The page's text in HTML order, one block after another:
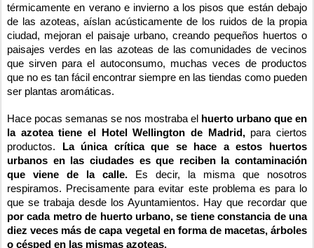
térmicamente en verano e invierno a los pisos que están debajo
de las azoteas, aíslan acústicamente de los ruidos de la propia
ciudad, mejoran el paisaje urbano, creando pequeños huertos o
paisajes verdes en las azoteas de las comunidades de vecinos
que sirven para el autoconsumo, muchas veces de productos
que no es tan fácil encontrar siempre en las tiendas como pueden
ser plantas aromáticas.
Hace pocas semanas se nos mostraba el
huerto urbano que en
la azotea tiene el Hotel Wellington de Madrid,para ciertos
productos.
La única crítica que se hace a estos huertos
urbanos en las ciudades es que reciben la contaminación
que viene de la calle.
Es decir, la misma que nosotros
respiramos. Precisamente para evitar este problema es para lo
que se trabaja desde los Ayuntamientos. Hay que recordar que
por cada metro de huerto urbano, se tiene constancia de una
diez veces más de capa vegetal en forma de macetas, árboles
o césped en las mismas azoteas.